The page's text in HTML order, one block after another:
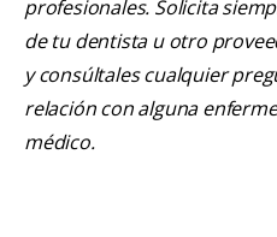
profesionales. Solicita
de tu dentista u otro
y consúltales cualquier
relación con alguna
médico.